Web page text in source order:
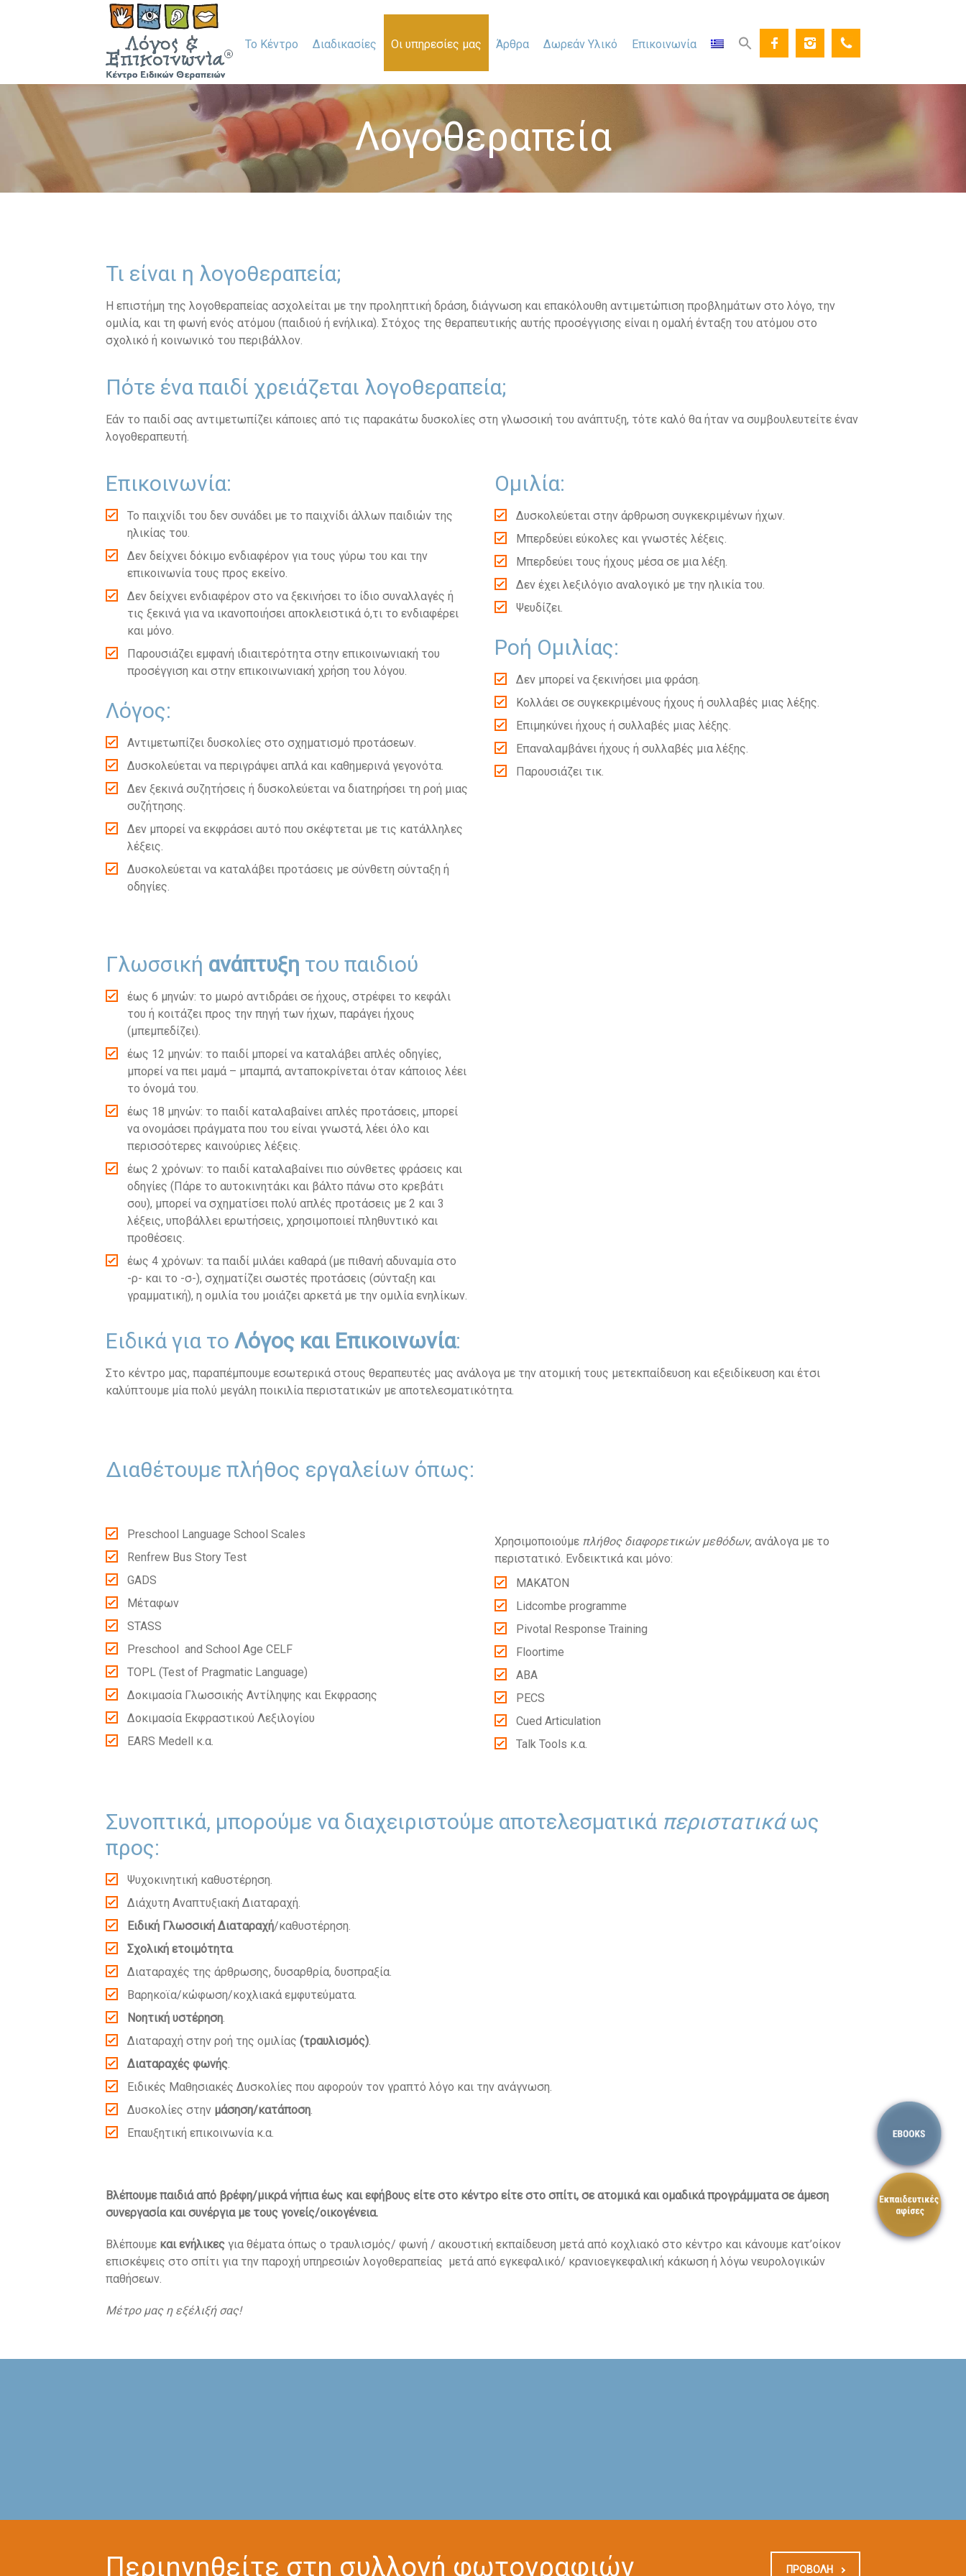
Το Κέντρο Διαδικασίες Οι υπηρεσίες μας Άρθρα Δωρεάν Υλικό Επικοινωνία
Λογοθεραπεία
Τι είναι η λογοθεραπεία;
Η επιστήμη της λογοθεραπείας ασχολείται με την προληπτική δράση, διάγνωση και επακόλουθη αντιμετώπιση προβλημάτων στο λόγο, την
ομιλία, και τη φωνή ενός ατόμου (παιδιού ή ενήλικα). Στόχος της θεραπευτικής αυτής προσέγγισης είναι η ομαλή ένταξη του ατόμου στο
σχολικό ή κοινωνικό του περιβάλλον.
Πότε ένα παιδί χρειάζεται λογοθεραπεία;
Εάν το παιδί σας αντιμετωπίζει κάποιες από τις παρακάτω δυσκολίες στη γλωσσική του ανάπτυξη, τότε καλό θα ήταν να συμβουλευτείτε έναν
λογοθεραπευτή.
Επικοινωνία:
Το παιχνίδι του δεν συνάδει με το παιχνίδι άλλων παιδιών της
ηλικίας του.
Δεν δείχνει δόκιμο ενδιαφέρον για τους γύρω του και την
επικοινωνία τους προς εκείνο.
Δεν δείχνει ενδιαφέρον στο να ξεκινήσει το ίδιο συναλλαγές ή
τις ξεκινά για να ικανοποιήσει αποκλειστικά ό,τι το ενδιαφέρει
και μόνο.
Παρουσιάζει εμφανή ιδιαιτερότητα στην επικοινωνιακή του
προσέγγιση και στην επικοινωνιακή χρήση του λόγου.
Λόγος:
Αντιμετωπίζει δυσκολίες στο σχηματισμό προτάσεων.
Δυσκολεύεται να περιγράψει απλά και καθημερινά γεγονότα.
Δεν ξεκινά συζητήσεις ή δυσκολεύεται να διατηρήσει τη ροή μιας
συζήτησης.
Δεν μπορεί να εκφράσει αυτό που σκέφτεται με τις κατάλληλες
λέξεις.
Δυσκολεύεται να καταλάβει προτάσεις με σύνθετη σύνταξη ή
οδηγίες.
Ομιλία:
Δυσκολεύεται στην άρθρωση συγκεκριμένων ήχων.
Μπερδεύει εύκολες και γνωστές λέξεις.
Μπερδεύει τους ήχους μέσα σε μια λέξη.
Δεν έχει λεξιλόγιο αναλογικό με την ηλικία του.
Ψευδίζει.
Ροή Ομιλίας:
Δεν μπορεί να ξεκινήσει μια φράση.
Κολλάει σε συγκεκριμένους ήχους ή συλλαβές μιας λέξης.
Επιμηκύνει ήχους ή συλλαβές μιας λέξης.
Επαναλαμβάνει ήχους ή συλλαβές μια λέξης.
Παρουσιάζει τικ.
Γλωσσική ανάπτυξη του παιδιού
έως 6 μηνών: το μωρό αντιδράει σε ήχους, στρέφει το κεφάλι
του ή κοιτάζει προς την πηγή των ήχων, παράγει ήχους
(μπεμπεδίζει).
έως 12 μηνών: το παιδί μπορεί να καταλάβει απλές οδηγίες,
μπορεί να πει μαμά – μπαμπά, ανταποκρίνεται όταν κάποιος λέει
το όνομά του.
έως 18 μηνών: το παιδί καταλαβαίνει απλές προτάσεις, μπορεί
να ονομάσει πράγματα που του είναι γνωστά, λέει όλο και
περισσότερες καινούριες λέξεις.
έως 2 χρόνων: το παιδί καταλαβαίνει πιο σύνθετες φράσεις και
οδηγίες (Πάρε το αυτοκινητάκι και βάλτο πάνω στο κρεβάτι
σου), μπορεί να σχηματίσει πολύ απλές προτάσεις με 2 και 3
λέξεις, υποβάλλει ερωτήσεις, χρησιμοποιεί πληθυντικό και
προθέσεις.
έως 4 χρόνων: τα παιδί μιλάει καθαρά (με πιθανή αδυναμία στο
-ρ- και το -σ-), σχηματίζει σωστές προτάσεις (σύνταξη και
γραμματική), η ομιλία του μοιάζει αρκετά με την ομιλία ενηλίκων.
Ειδικά για το Λόγος και Επικοινωνία:
Στο κέντρο μας, παραπέμπουμε εσωτερικά στους θεραπευτές μας ανάλογα με την ατομική τους μετεκπαίδευση και εξειδίκευση και έτσι
καλύπτουμε μία πολύ μεγάλη ποικιλία περιστατικών με αποτελεσματικότητα.
Διαθέτουμε πλήθος εργαλείων όπως:
Preschool Language School Scales
Renfrew Bus Story Test
GADS
Mέταφων
STASS
Preschool and School Age CELF
TOPL (Test of Pragmatic Language)
Δοκιμασία Γλωσσικής Αντίληψης και Εκφρασης
Δοκιμασία Εκφραστικού Λεξιλογίου
ΕΑRS Medell κ.α.
Χρησιμοποιούμε πλήθος διαφορετικών μεθόδων, ανάλογα με το
περιστατικό. Ενδεικτικά και μόνο:
MAKATON
Lidcombe programme
Pivotal Response Training
Floortime
ABA
PECS
Cued Articulation
Talk Tools κ.α.
Συνοπτικά, μπορούμε να διαχειριστούμε αποτελεσματικά περιστατικά ως
προς:
Ψυχοκινητική καθυστέρηση.
Διάχυτη Αναπτυξιακή Διαταραχή.
Ειδική Γλωσσική Διαταραχή/καθυστέρηση.
Σχολική ετοιμότητα.
Διαταραχές της άρθρωσης, δυσαρθρία, δυσπραξία.
Βαρηκοϊα/κώφωση/κοχλιακά εμφυτεύματα.
Νοητική υστέρηση.
Διαταραχή στην ροή της ομιλίας (τραυλισμός).
Διαταραχές φωνής.
Ειδικές Μαθησιακές Δυσκολίες που αφορούν τον γραπτό λόγο και την ανάγνωση.
Δυσκολίες στην μάσηση/κατάποση.
Επαυξητική επικοινωνία κ.α.
Βλέπουμε παιδιά από βρέφη/μικρά νήπια έως και εφήβους είτε στο κέντρο είτε στο σπίτι, σε ατομικά και ομαδικά προγράμματα σε άμεση
συνεργασία και συνέργια με τους γονείς/οικογένεια.
Βλέπουμε και ενήλικες για θέματα όπως ο τραυλισμός/ φωνή / ακουστική εκπαίδευση μετά από κοχλιακό στο κέντρο και κάνουμε κατ’οίκον
επισκέψεις στο σπίτι για την παροχή υπηρεσιών λογοθεραπείας μετά από εγκεφαλικό/ κρανιοεγκεφαλική κάκωση ή λόγω νευρολογικών
παθήσεων.
Μέτρο μας η εξέλιξή σας!
Περιηγηθείτε στη συλλογή φωτογραφιών ΠΡΟΒΟΛΗ